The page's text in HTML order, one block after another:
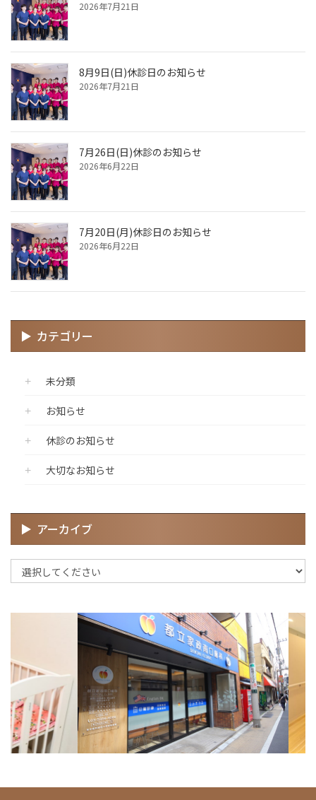
2026年7月21日
8月9日(日)休診日のお知らせ
2026年7月21日
7月26日(日)休診のお知らせ
2026年6月22日
7月20日(月)休診日のお知らせ
2026年6月22日
カテゴリー
未分類
お知らせ
休診のお知らせ
大切なお知らせ
アーカイブ